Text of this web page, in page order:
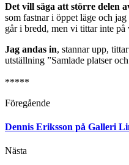
Det vill säga att större delen
som fastnar i öppet läge och
går i bredd, men vi tittar inte på
Jag andas in, stannar upp,
utställning ”Samlade platser
*****
Föregående
Dennis Eriksson på Galleri
Nästa